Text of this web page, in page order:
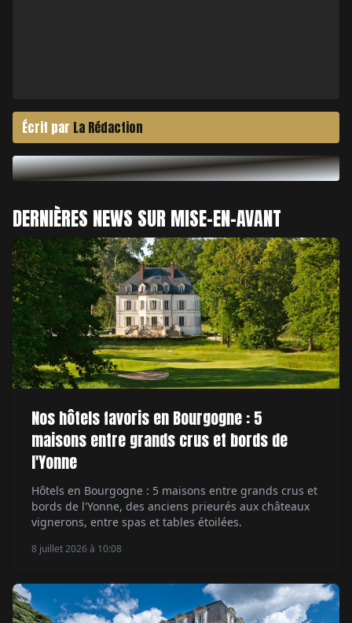
Écrit par La Rédaction
DERNIÈRES NEWS SUR MISE-EN-AVANT
Nos hôtels favoris en Bourgogne : 5
maisons entre grands crus et bords de
l'Yonne
Hôtels en Bourgogne : 5 maisons entre grands crus et
bords de l'Yonne, des anciens prieurés aux châteaux
vignerons, entre spas et tables étoilées.
8 juillet 2026 à 10:08